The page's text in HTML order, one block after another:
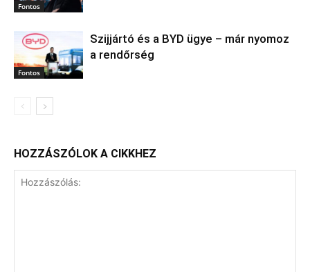
Fontos
Fontos
Szijjártó és a BYD ügye – már nyomoz
a rendőrség
HOZZÁSZÓLOK A CIKKHEZ